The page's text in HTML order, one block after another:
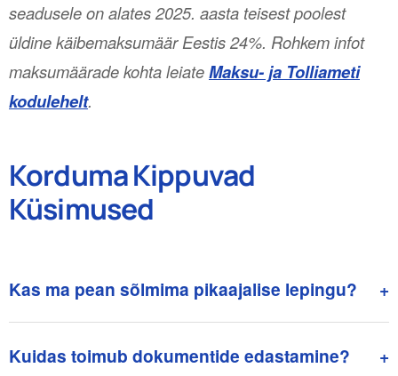
seadusele on alates 2025. aasta teisest poolest
üldine käibemaksumäär Eestis 24%. Rohkem infot
maksumäärade kohta leiateMaksu- ja Tolliameti
kodulehelt.
Korduma Kippuvad
Küsimused
Kas ma pean sõlmima pikaajalise lepingu? +
Kuidas toimub dokumentide edastamine? +